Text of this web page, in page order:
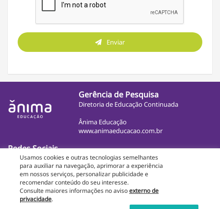
Enviar
Gerência de Pesquisa
Diretoria de Educação Continuada
Ânima Educação
www.animaeducacao.com.br
Redes Sociais
Copyright © Ânima. Todos os direitos reservados
Novo aluno
Usamos cookies e outras tecnologias semelhantes
para auxiliar na navegação, aprimorar a experiência
em nossos serviços, personalizar publicidade e
recomendar conteúdo do seu interesse.
Consulte maiores informações no avisoexterno de
privacidade.